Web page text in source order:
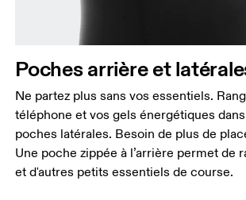
Poches arrière et
Ne partez plus sans vos essentiels.
téléphone et vos gels énergétiques
poches latérales. Besoin de plus de
Une poche zippée à l’arrière permet de
et d'autres petits essentiels de course.